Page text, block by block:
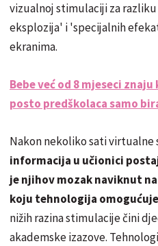
vizualnoj stimulaciji za
eksplozija' i 'specijalnih
ekranima.
Bebe već od 8 mjeseci
posto predškolaca samo
Nakon nekoliko sati virtualne
informacija u učionici
je njihov mozak naviknut
koju tehnologija omogućuje
nižih razina stimulacije čini
akademske izazove.